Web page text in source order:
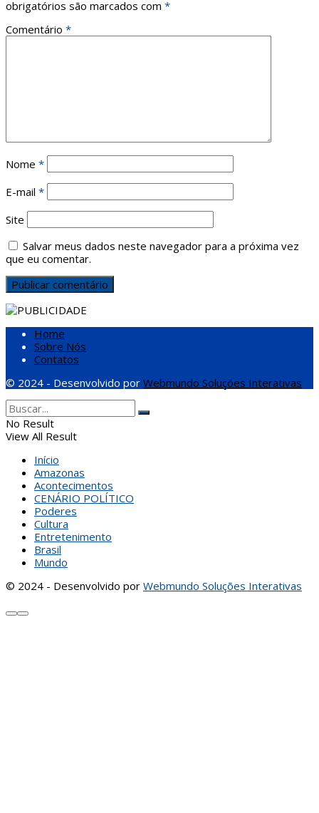
obrigatórios são marcados com *
Comentário *
Nome *
E-mail *
Site
Salvar meus dados neste navegador para a próxima vez
que eu comentar.
Home
Sobre Nós
Contatos
© 2024 - Desenvolvido por Webmundo Soluções Interativas
No Result
View All Result
Início
Amazonas
Acontecimentos
CENÁRIO POLÍTICO
Poderes
Cultura
Entretenimento
Brasil
Mundo
© 2024 - Desenvolvido por Webmundo Soluções Interativas